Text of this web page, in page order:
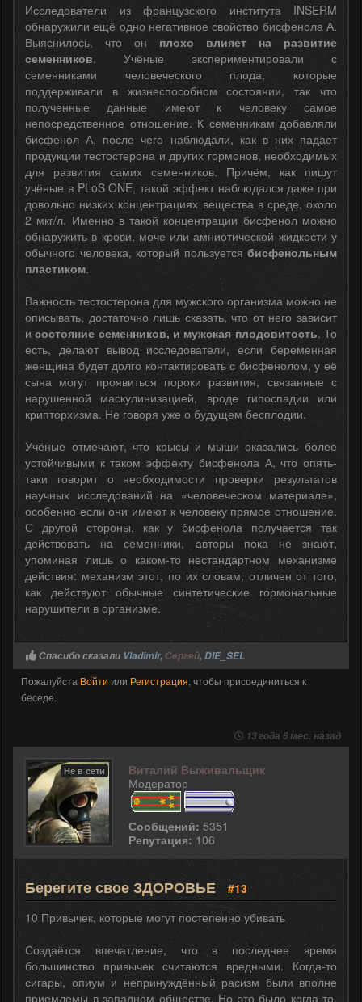
Исследователи из французского института INSERM
обнаружили ещё одно негативное свойство бисфенола А.
Выяснилось, что он плохо влияет на развитие
семенников. Учёные экспериментировали с
семенниками человеческого плода, которые
поддерживали в жизнеспособном состоянии, так что
полученные данные имеют к человеку самое
непосредственное отношение. К семенникам добавляли
бисфенол А, после чего наблюдали, как в них падает
продукции тестостерона и других гормонов, необходимых
для развития самих семенников. Причём, как пишут
учёные в PLoS ONE, такой эффект наблюдался даже при
довольно низких концентрациях вещества в среде, около
2 мкг/л. Именно в такой концентрации бисфенол можно
обнаружить в крови, моче или амниотической жидкости у
обычного человека, который пользуется бисфенольным
пластиком.
Важность тестостерона для мужского организма можно не
описывать, достаточно лишь сказать, что от него зависит
исостояние семенников, и мужская плодовитость. То
есть, делают вывод исследователи, если беременная
женщина будет долго контактировать с бисфенолом, у её
сына могут проявиться пороки развития, связанные с
нарушенной маскулинизацией, вроде гипоспадии или
крипторхизма. Не говоря уже о будущем бесплодии.
Учёные отмечают, что крысы и мыши оказались более
устойчивыми к таком эффекту бисфенола А, что опять-
таки говорит о необходимости проверки результатов
научных исследований на «человеческом материале»,
особенно если они имеют к человеку прямое отношение.
С другой стороны, как у бисфенола получается так
действовать на семенники, авторы пока не знают,
упоминая лишь о каком-то нестандартном механизме
действия: механизм этот, по их словам, отличен от того,
как действуют обычные синтетические гормональные
нарушители в организме.
Спасибо сказали Vladimir, Сергей, DIE_SEL
Пожалуйста Войти или Регистрация, чтобы присоединиться к
беседе.
13 года 6 мес. назад
Не в сети
Виталий Выживальщик
Модератор
Сообщений: 5351
Репутация: 106
Берегите свое ЗДОРОВЬЕ
#13
10 Привычек, которые могут постепенно убивать
Создаётся впечатление, что в последнее время
большинство привычек считаются вредными. Когда-то
сигары, опиум и непринуждённый расизм были вполне
приемлемы в западном обществе. Но это было когда-то,